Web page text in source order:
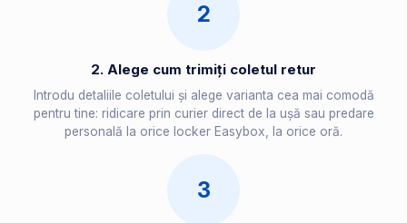
2
2. Alege cum trimiți coletul retur
Introdu detaliile coletului și alege varianta cea mai comodă
pentru tine: ridicare prin curier direct de la ușă sau predare
personală la orice locker Easybox, la orice oră.
3